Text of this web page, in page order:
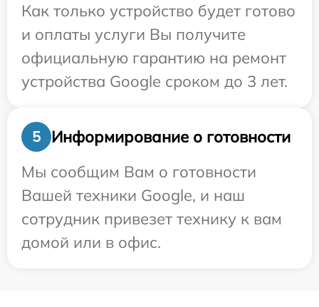
Как только устройство будет готово
и оплаты услуги Вы получите
официальную гарантию на ремонт
устройства Google сроком до 3 лет.
5
Информирование о готовности
Мы сообщим Вам о готовности
Вашей техники Google, и наш
сотрудник привезет технику к вам
домой или в офис.